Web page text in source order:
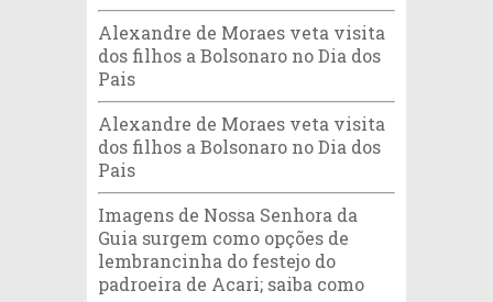
Alexandre de Moraes veta visita
dos filhos a Bolsonaro no Dia dos
Pais
Alexandre de Moraes veta visita
dos filhos a Bolsonaro no Dia dos
Pais
Imagens de Nossa Senhora da
Guia surgem como opções de
lembrancinha do festejo do
padroeira de Acari; saiba como